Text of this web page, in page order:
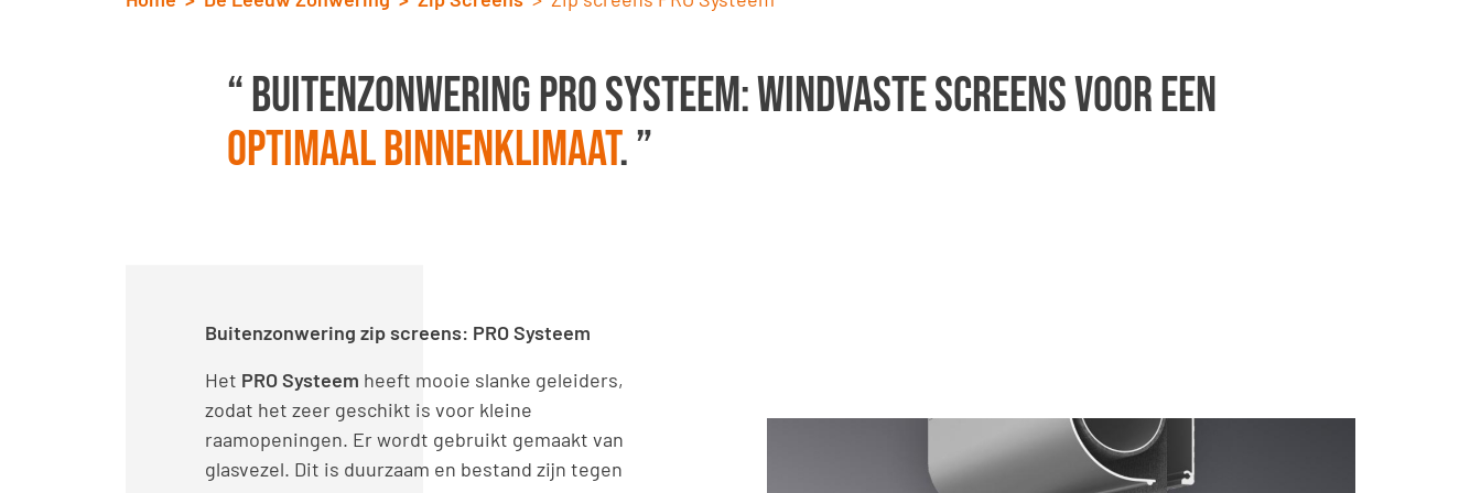
“ Buitenzonwering Pro Systeem: windvaste screens voor een
optimaal binnenklimaat. ”
Buitenzonwering zip screens: PRO Systeem
Het PRO Systeem heeft mooie slanke geleiders,
zodat het zeer geschikt is voor kleine
raamopeningen. Er wordt gebruikt gemaakt van
glasvezel. Dit is duurzaam en bestand zijn tegen